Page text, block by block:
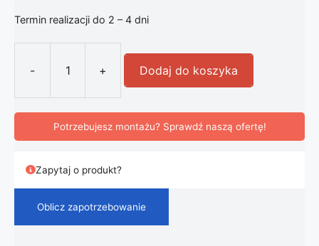
Termin realizacji do 2 – 4 dni
-
ilość Lampa wisząca FLOS IC S2
+ Dodaj do koszyka
Potrzebujesz montażu? Sprawdź naszą ofertę!
Zapytaj o produkt?
Oblicz zapotrzebowanie